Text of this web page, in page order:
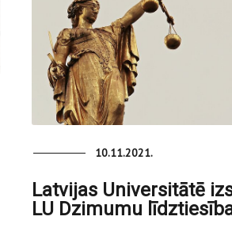
10.11.2021.
Latvijas Universitātē
LU Dzimumu